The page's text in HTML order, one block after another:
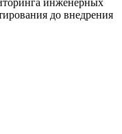
инженерных
до внедрения